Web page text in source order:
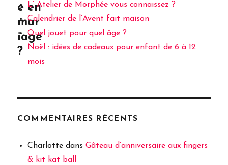
e en
mar
iage
?
L’ Atelier de Morphée vous connaissez ?
Calendrier de l’Avent fait maison
Quel jouet pour quel âge ?
Noël : idées de cadeaux pour enfant de 6 à 12
mois
COMMENTAIRES RÉCENTS
Charlotte dansGâteau d’anniversaire aux fingers
& kit kat ball